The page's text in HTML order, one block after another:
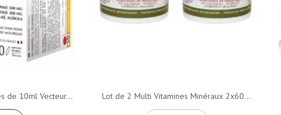
de 10ml Vecteur... Lot de 2 Multi Vitamines Minéraux 2x60...